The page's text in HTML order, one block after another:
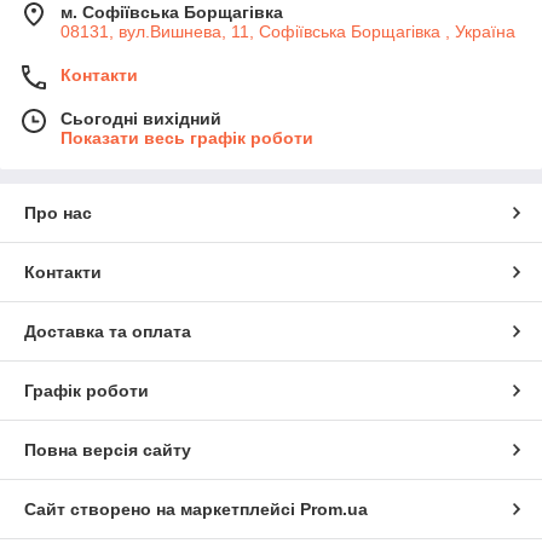
м. Софіївська Борщагівка
08131, вул.Вишнева, 11, Софіївська Борщагівка , Україна
Контакти
Сьогодні вихідний
Показати весь графік роботи
Про нас
Контакти
Доставка та оплата
Графік роботи
Повна версія сайту
Сайт створено на маркетплейсі Prom.ua